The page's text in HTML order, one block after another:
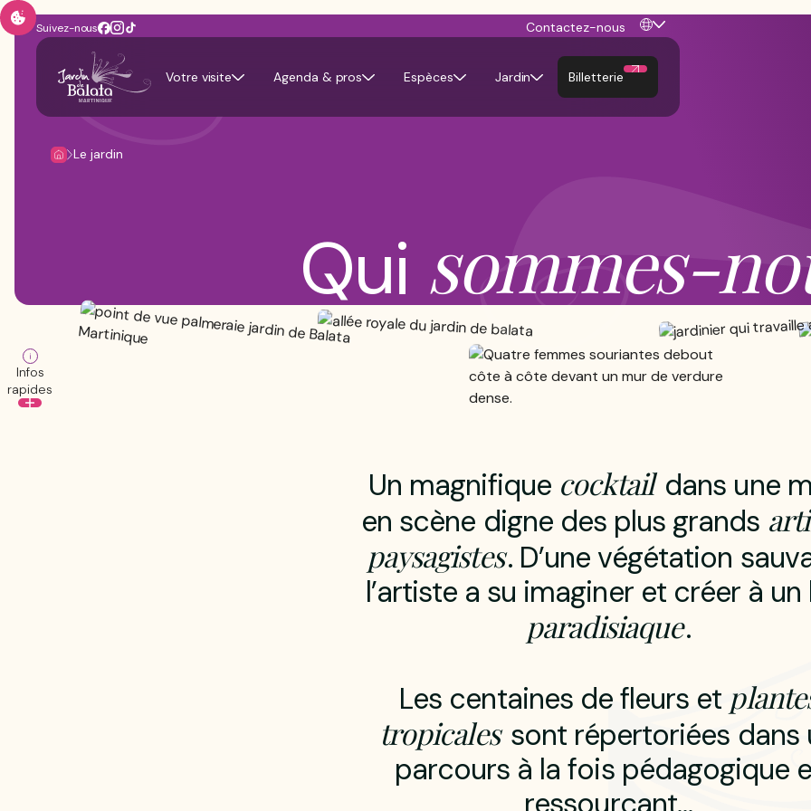
Suivez-nous Contactez-nous
Votre visite Agenda & pros Espèces Jardin Billetterie
Infos
rapides
Qui sommes-
Le jardin
Un magnifique cocktail dans une
en scène digne des plus grands arti
paysagistes. D’une végétation sauv
l’artiste a su imaginer et créer à un
paradisiaque.
Les centaines defleurs et plante
tropicales sont répertoriées dans
parcours à la fois pédagogique